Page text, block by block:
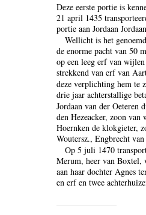
Deze eerste portie is
21 april 1435
portie aan Jordaan
Wellicht is het
de enorme pacht van 50
op een leeg erf van
strekkend van erf van
deze verplichting hem te
drie jaar achterstallige
Jordaan van der Oeteren
den Hezeacker, zoon
Hoernken de klokgieter,
Woutersz., Engbrecht
Op 5 juli 1470
Merum, heer van Boxtel,
aan haar dochter Agnes
en erf en twee